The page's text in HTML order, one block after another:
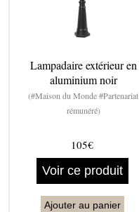
Lampadaire extérieur en
aluminium noir
(#Maison du Monde #Partenariat
rémunéré)
105€
Voir ce produit
Ajouter au panier